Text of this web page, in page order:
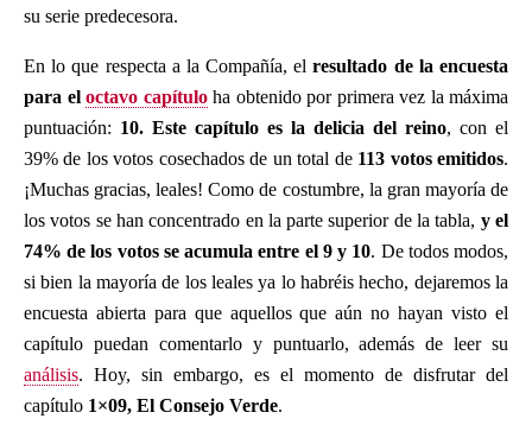
su serie predecesora.
En lo que respecta a la Compañía, elresultado de la encuesta
para el octavo capítuloha obtenido por primera vez la máxima
puntuación: 10. Este capítulo es la delicia del reino, con el
39% de los votos cosechados de un total de113 votos emitidos.
¡Muchas gracias, leales! Como de costumbre, la gran mayoría de
los votos se han concentrado en la parte superior de la tabla, y el
74% de los votos se acumula entre el 9 y 10. De todos modos,
si bien la mayoría de los leales ya lo habréis hecho, dejaremos la
encuesta abierta para que aquellos que aún no hayan visto el
capítulo puedan comentarlo y puntuarlo, además de leer su
análisis. Hoy, sin embargo, es el momento de disfrutar del
capítulo 1×09, El Consejo Verde.